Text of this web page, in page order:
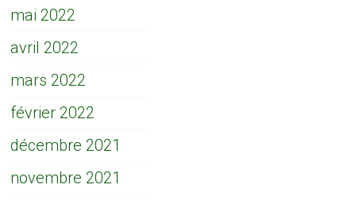
mai 2022
avril 2022
mars 2022
février 2022
décembre 2021
novembre 2021